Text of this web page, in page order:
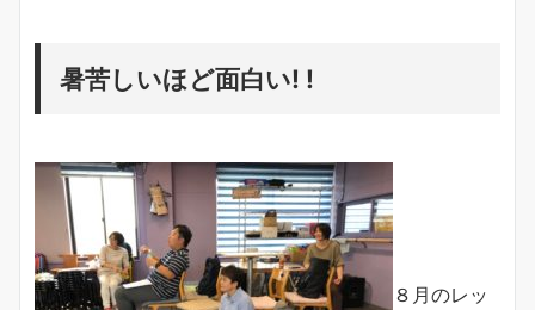
暑苦しいほど面白い! !
８月のレッ